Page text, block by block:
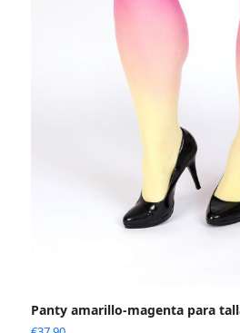
Panty amarillo-magenta para